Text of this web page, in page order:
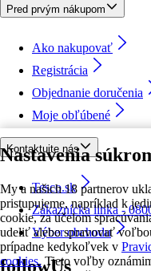
Nastavenia
My a našich 18 partnerov
pristupujeme, napríklad k
cookie, za účelom
udeliť alebo spravovať
prípadne kedykoľvek v
cookies. Tieto voľby
Pred prvým nákupom
Ako nakupovať
Registrácia
Objednanie doručenia
Moje obľúbené
Kontaktujte nás
Tesco.sk
Zákaznícka linka -
Výber obchodu
followUs